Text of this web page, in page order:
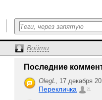
Войти
Последние
OlegL, 17 декабря
Перекличка 21